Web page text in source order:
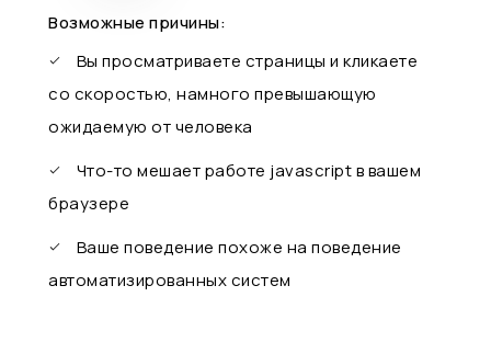
Возможные причины:
Вы просматриваете страницы и кликаете
со скоростью, намного превышающую
ожидаемую от человека
Что-то мешает работе javascript в вашем
браузере
Ваше поведение похоже на поведение
автоматизированных систем